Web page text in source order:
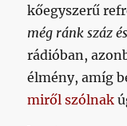
kőegyszerű
még ránk száz
rádióban,
élmény, amíg
miről szólnak